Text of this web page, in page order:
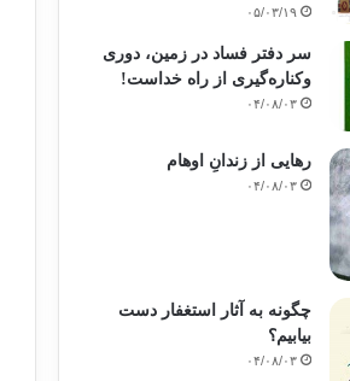
۰۵/۰۳/۱۹
سر دفتر فساد در زمین‌، دوری
وکناره‌گیری از راه خداست‌!
۰۴/۰۸/۰۳
رهایی از زندانِ اوهام
۰۴/۰۸/۰۳
چگونه به آثار استغفار دست
بیابیم؟
۰۴/۰۸/۰۳